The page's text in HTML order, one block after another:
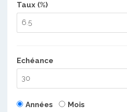
Taux (%)
Echéance
Années Mois